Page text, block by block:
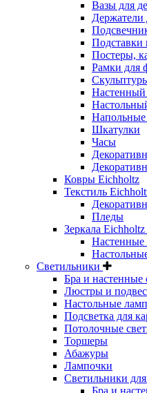
Вазы для
Держатели
Подставки
Постеры,
Рамки для
Настенный
Напольные
Шкатулки
Часы
Ковры Eichholtz
Текстиль
Пледы
Зеркала Eichholtz
Настенные
Светильники
Бра и настенные
Люстры и
Настольные
Подсветка для
Потолочные
Торшеры
Абажуры
Лампочки
Светильники
Бра и